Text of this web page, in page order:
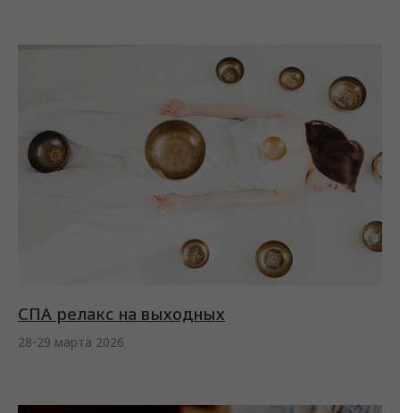
СПА релакс на выходных
28-29 марта 2026